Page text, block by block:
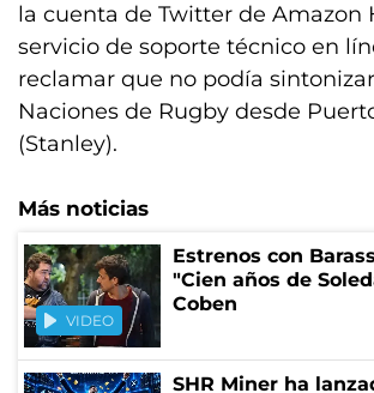
la cuenta de Twitter de Amazon
servicio de soporte técnico en
reclamar que no podía
Naciones de Rugby desde
(Stanley).
Más noticias
VIDEO
Estrenos con
"Cien años de
Coben
SHR Miner ha